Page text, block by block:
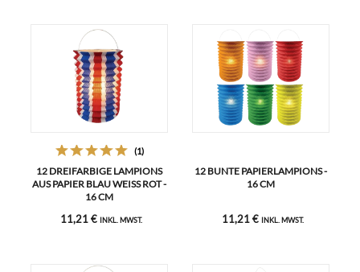
(1)
12 DREIFARBIGE LAMPIONS
AUS PAPIER BLAU WEISS ROT - 1
6 CM
11,21 € INKL. MWST.
12 BUNTE PAPIERLAMPIONS -
16 CM
11,21 € INKL. MWST.